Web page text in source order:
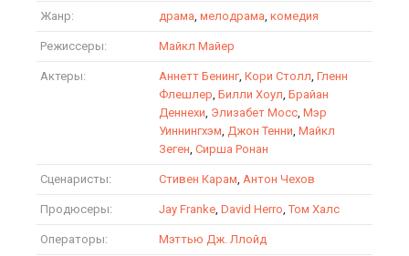
Жанр: драма, мелодрама, комедия
Режиссеры: Майкл Майер
Актеры: Аннетт Бенинг, Кори Столл, Гленн
Флешлер, Билли Хоул, Брайан
Деннехи, Элизабет Мосс, Мэр
Уиннингхэм, Джон Тенни, Майкл
Зеген, Сирша Ронан
Сценаристы: Стивен Карам, Антон Чехов
Продюсеры: Jay Franke, David Herro,Том Халс
Операторы: Мэттью Дж. Ллойд